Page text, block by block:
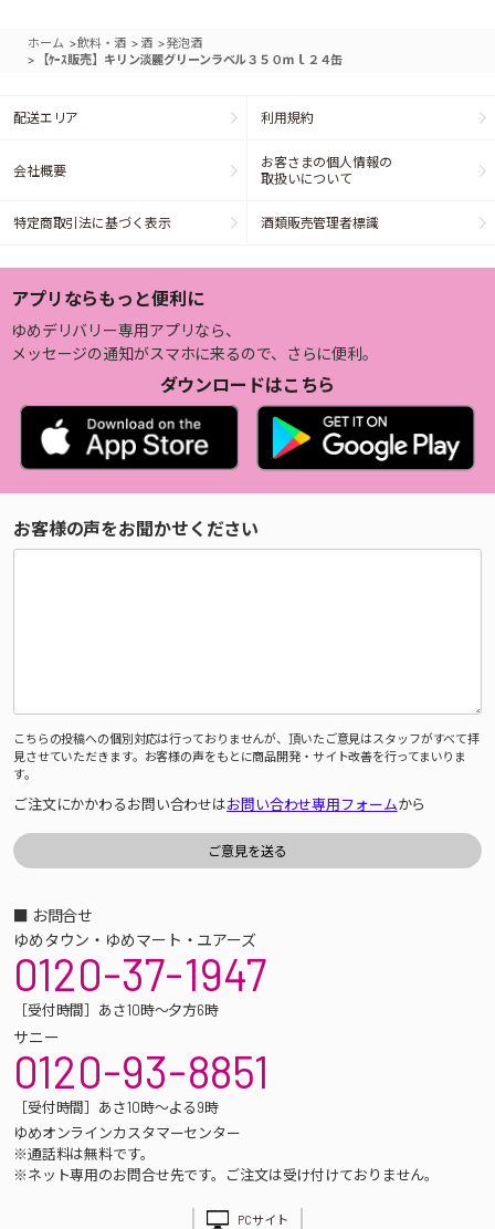
ホーム >飲料・酒 > 酒 >発泡酒
> 【ｹｰｽ販売】キリン淡麗グリーンラベル３５０ｍｌ２４缶
配送エリア 利用規約
会社概要
お客さまの個人情報の
取扱いについて
特定商取引法に基づく表示 酒類販売管理者標識
アプリならもっと便利に
ゆめデリバリー専用アプリなら、
メッセージの通知がスマホに来るので、さらに便利。
ダウンロードはこちら
お客様の声をお聞かせください
こちらの投稿への個別対応は行っておりませんが、頂いたご意見はスタッフがすべて拝
見させていただきます。お客様の声をもとに商品開発・サイト改善を行ってまいりま
す。
ご注文にかかわるお問い合わせはお問い合わせ専用フォームから
■ お問合せ
ゆめタウン・ゆめマート・ユアーズ
0120-37-1947
［受付時間］あさ10時～夕方6時
サニー
0120-93-8851
［受付時間］あさ10時～よる9時
ゆめオンラインカスタマーセンター
※通話料は無料です。
※ネット専用のお問合せ先です。ご注文は受け付けておりません。
PCサイト